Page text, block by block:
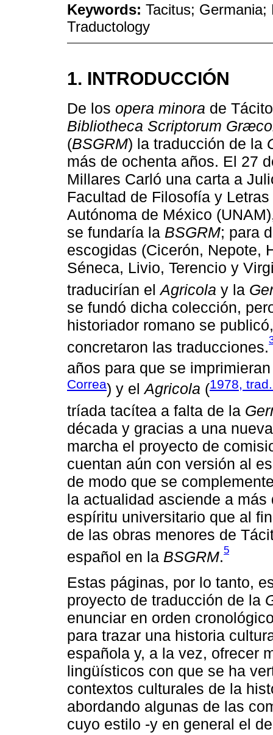
Keywords: Tacitus;
Traductology
1. INTRODUCCIÓN
De los opera minora de
Bibliotheca Scriptorum
(BSGRM) la traducción de la
más de ochenta años. El 27
Millares Carló una carta a
Facultad de Filosofía y
Autónoma de México
se fundaría la BSGRM; para
escogidas (Cicerón, Nepote,
Séneca, Livio, Terencio y
traducirían elAgricola y la
se fundó dicha colección,
historiador romano se
concretaron las traducciones.
años para que se
Correa) y elAgricola (1978,
tríada tacítea a falta de la
década y gracias a una
marcha el proyecto de
cuentan aún con versión al
de modo que se
la actualidad asciende a
espíritu universitario que al
de las obras menores de
español en la BSGRM.5
Estas páginas, por lo tanto,
proyecto de traducción de la
enunciar en orden
para trazar una historia
española y, a la vez, ofrecer
lingüísticos con que se ha
contextos culturales de la
abordando algunas de las
cuyo estilo -y en general el